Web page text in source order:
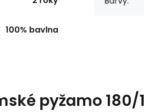
100% bavlna
pyžamo 180/